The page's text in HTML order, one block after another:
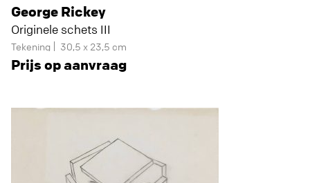
George Rickey
Originele schets III
Tekening 30,5 x 23,5 cm
Prijs op aanvraag